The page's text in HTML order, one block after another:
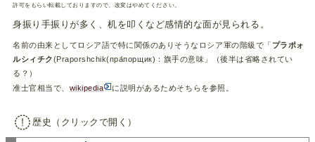
許可をもらい転載しておりますので、改変はやめてください。
身振り手振りが多く、机を叩くなど感情的な面が見られる。
名前の由来としてロシア語で特に関係のありそうなロシア軍の階級で「 プラポォ
ルシィチク(Praporshchik(пра́порщик)：旗手の意味」（後半は省略されてい
る？）
准士官相当で、 wikipedia に説明があるためそちらを参照。
歴史（クリックで開く）